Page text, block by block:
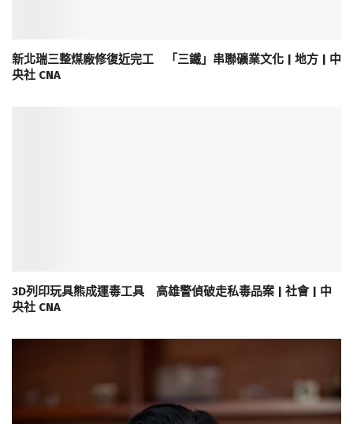
新北瑞三整煤廠修復近完工 「三鐵」串聯礦業文化 | 地方 | 中
央社 CNA
3D列印玩具熊成運毒工具 高雄警偵破走私毒品案 | 社會 | 中
央社 CNA